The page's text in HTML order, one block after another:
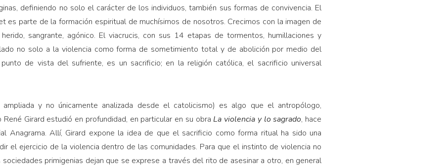
definiendo no solo el carácter de los individuos, también sus formas de convivencia. El
es parte de la formación espiritual de muchísimos de nosotros. Crecimos con la imagen de
sangrante, agónico. El viacrucis, con sus 14 etapas de tormentos, humillaciones y
no solo a la violencia como forma de sometimiento total y de abolición por medio del
de vista del sufriente, es un sacrificio; en la religión católica, el sacrificio universal
ampliada y no únicamente analizada desde el catolicismo) es algo que el antropólogo,
Girard estudió en profundidad, en particular en su obra La violencia y lo sagrado, hace
Anagrama. Allí, Girard expone la idea de que el sacrificio como forma ritual ha sido una
el ejercicio de la violencia dentro de las comunidades. Para que el instinto de violencia no
primigenias dejan que se exprese a través del rito de asesinar a otro, en general